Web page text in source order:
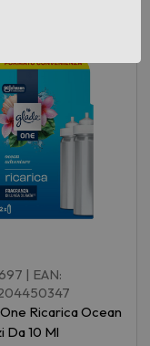
| EAN:
Ricarica Ocean
Da 10 Ml